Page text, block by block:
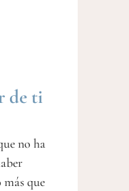
de ti
no ha
que